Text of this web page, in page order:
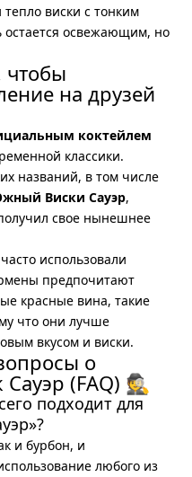
виски с тонким
остается освежающим, но
чтобы
на друзей
коктейлем
классики.
названий, в том числе
Виски Сауэр,
свое нынешнее
использовали
предпочитают
красные вина, такие
что они лучше
вкусом и виски.
о
(FAQ) 🕵️
подходит для
и бурбон, и
любого из